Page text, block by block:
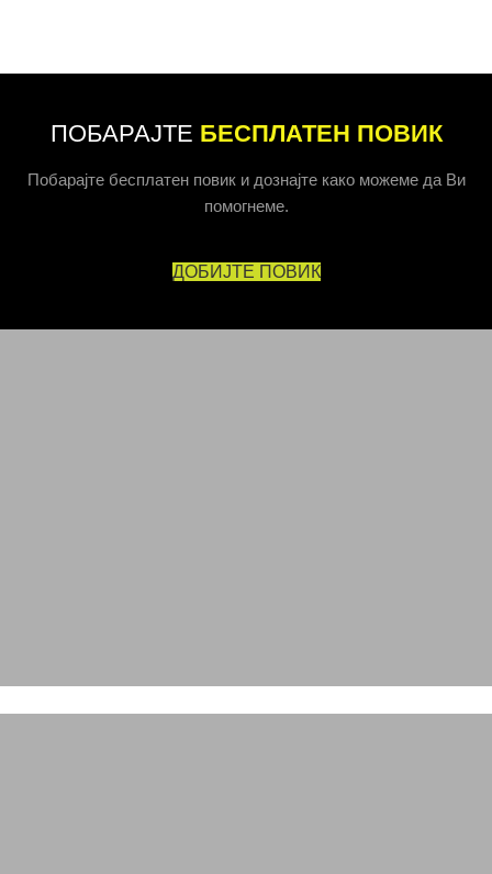
ПОБАРАЈТЕ БЕСПЛАТЕН ПОВИК
Побарајте бесплатен повик и дознајте како можеме да Ви
помогнеме.
ДОБИЈТЕ ПОВИК